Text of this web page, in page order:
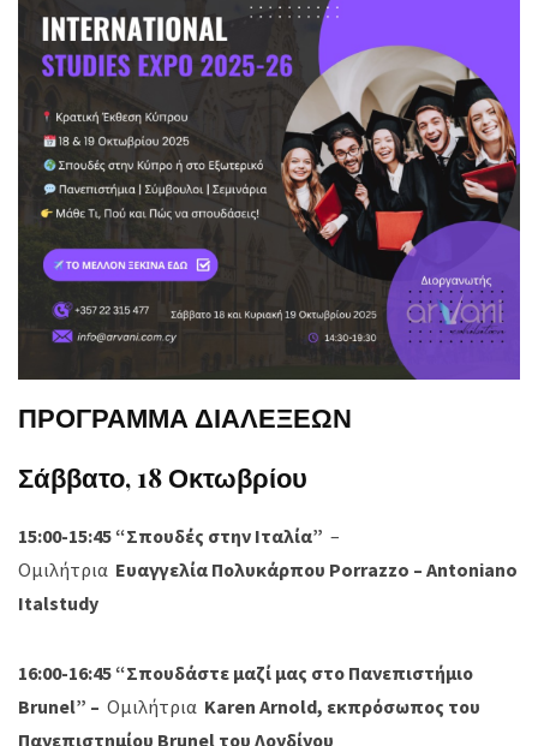
ΠΡΟΓΡΑΜΜΑ ΔΙΑΛΕΞΕΩΝ
Σάββατο, 18 Οκτωβρίου
15:00-15:45 “Σπουδές στην Ιταλία” –
Ομιλήτρια Ευαγγελία Πολυκάρπου Porrazzo – Antoniano
Italstudy
16:00-16:45 “Σπουδάστε μαζί μας στο Πανεπιστήμιο
Brunel” – Ομιλήτρια Karen Arnold, εκπρόσωπος του
Πανεπιστημίου Brunel του Λονδίνου